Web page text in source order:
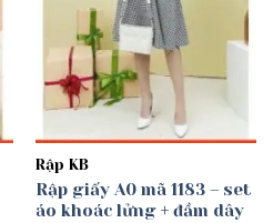
Rập KB
Rập giấy A0 mã 1183 – set
áo khoác lửng + đầm dây